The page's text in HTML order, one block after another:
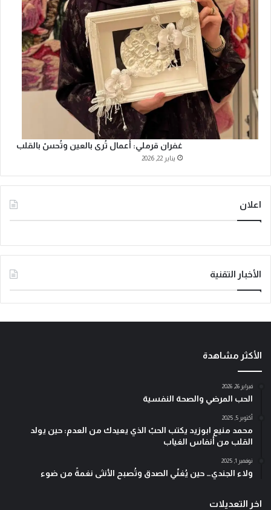
غفران قرملي: أعمال تُرى بالعين وتُحسّ بالقلب
يناير 22, 2026
اعلان
الأخبار التقنية
الأكثر مشاهدة
فبراير 26, 2026
الحب المرضي والصحة النفسية
أكتوبر 5, 2025
محمد منيع ابوزيد يكتب الحبّ الذي يعيدك من العدم: حين يولد
القلب من أنفاس الغياب
نوفمبر 1, 2025
ولاء الجندي… حين يُغنّي الصدق وتُصبح الأنثى نغمةً من ضوء
اخر التعديلات